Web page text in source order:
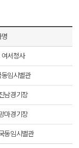
명
서청사
임시별관
남경기장
마경기장
동임시별관